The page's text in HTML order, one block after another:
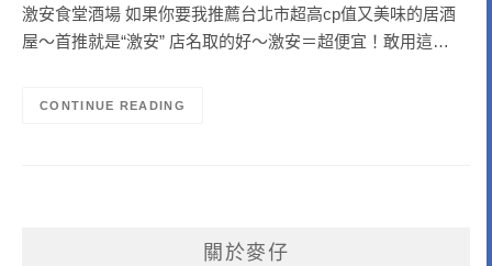
激安食堂酒場 如果你要我推薦台北市超高cp值又美味的居酒
屋～首推就是“激安” 店名取的好～激安＝超便宜！敢用這…
CONTINUE READING
關於麥仔